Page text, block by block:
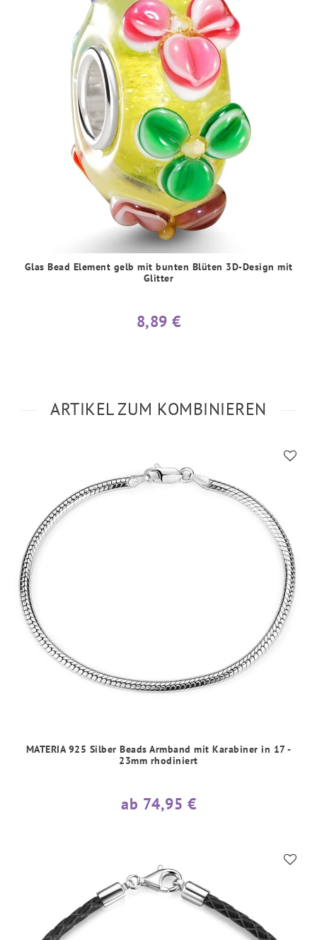
Glas Bead Element gelb mit bunten Blüten 3D-Design mit
Glitter
8,89 €
ARTIKEL ZUM KOMBINIEREN
MATERIA 925 Silber Beads Armband mit Karabiner in 17 -
23mm rhodiniert
ab 74,95 €